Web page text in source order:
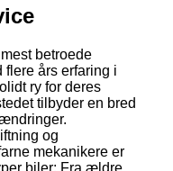
betroede
års erfaring i
ry for deres
tilbyder en bred
og
mekanikere er